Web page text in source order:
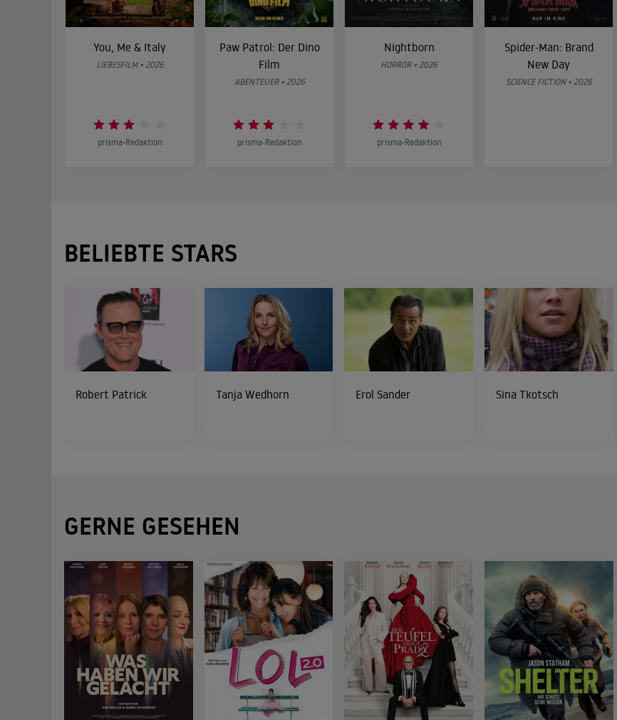
You, Me & Italy
LIEBESFILM • 2026
prisma-Redaktion
Paw Patrol: Der Dino
Film
ABENTEUER • 2026
prisma-Redaktion
Nightborn
HORROR • 2026
prisma-Redaktion
Spider-Man: Brand
New Day
SCIENCE FICTION • 2026
BELIEBTE STARS
Robert Patrick Tanja Wedhorn Erol Sander Sina Tkotsch
GERNE GESEHEN